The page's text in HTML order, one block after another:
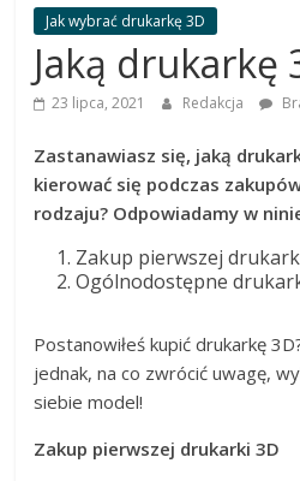
dobrać
najlepszą
drukarkę
Jak wybrać drukarkę 3D
Jaką drukarkę
23 lipca, 2021 Redakcja
Zastanawiasz się, jaką
kierować się podczas
rodzaju? Odpowiadamy w
Zakup pierwszej
Ogólnodostępne
Postanowiłeś kupić drukarkę
jednak, na co zwrócić uwagę,
siebie model!
Zakup pierwszej drukarki 3D